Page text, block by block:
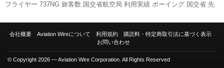
フライヤー 737NG 旅客数 国交省航空局 利用実績 ボーイング 国交省 先
成田空港
客室乗務員 新千歳空港 A350 XWB ANAホールディングス 羽田
会社概要 Aviation Wireについて 利用規約
購読料・特定商取引法に基づく表示
お問い合わせ
© Copyright 2026 — Aviation Wire Corporation. All Rights Reserved